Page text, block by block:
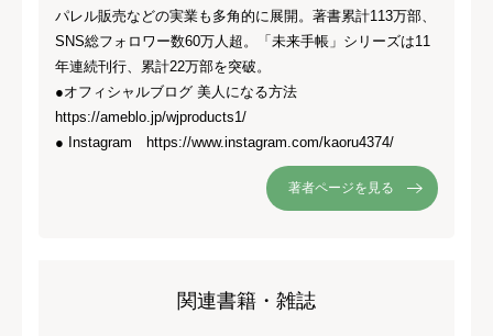
パレル販売などの実業も多角的に展開。著書累計113万部、
SNS総フォロワー数60万人超。「未来手帳」シリーズは11
年連続刊行、累計22万部を突破。
●オフィシャルブログ 美人になる方法
https://ameblo.jp/wjproducts1/
● Instagram https://www.instagram.com/kaoru4374/
著者ページを見る
関連書籍・雑誌